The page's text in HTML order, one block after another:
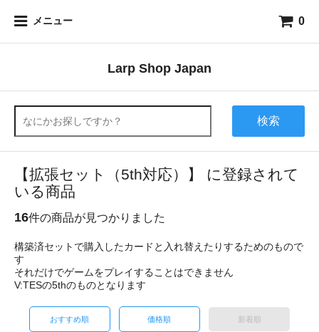
メニュー 0
Larp Shop Japan
検索
【拡張セット（5th対応）】 に登録されて
いる商品
16件の商品が見つかりました
構築済セットで購入したカードと入れ替えたりするためのもので
す
それだけでゲームをプレイすることはできません
V:TESの5thのものとなります
おすすめ順 価格順 新着順